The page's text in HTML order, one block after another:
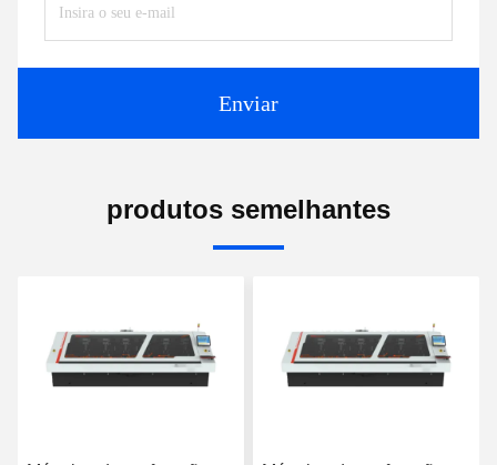
Enviar
produtos semelhantes